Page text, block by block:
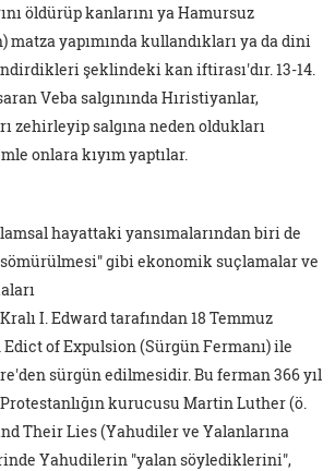
öldürüp kanlarını ya Hamursuz
matza yapımında kullandıkları ya da dini
şeklindeki kan iftirası'dır. 13-14.
Veba salgınında Hıristiyanlar,
zehirleyip salgına neden oldukları
onlara kıyım yaptılar.
hayattaki yansımalarından biri de
gibi ekonomik suçlamalar ve
I. Edward tarafından 18 Temmuz
Edict of Expulsion (Sürgün Fermanı) ile
sürgün edilmesidir. Bu ferman 366 yıl
kurucusu Martin Luther (ö.
Their Lies (Yahudiler ve Yalanlarına
Yahudilerin "yalan söylediklerini",